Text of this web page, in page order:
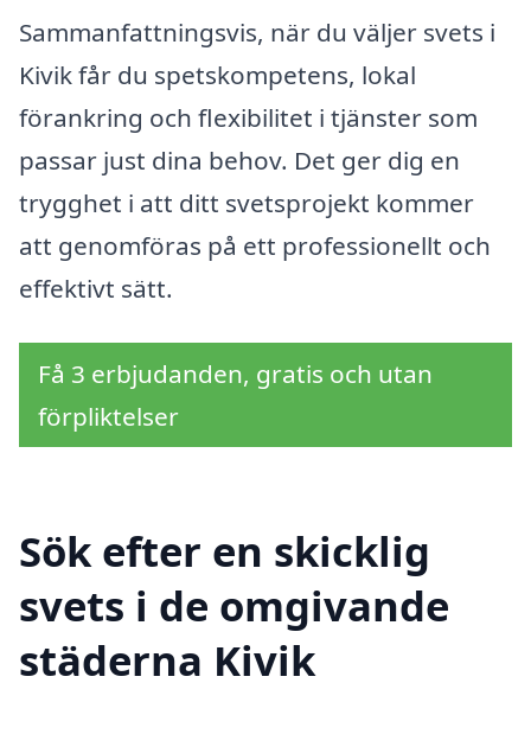
Sammanfattningsvis, när du väljer svets i
Kivik får du spetskompetens, lokal
förankring och flexibilitet i tjänster som
passar just dina behov. Det ger dig en
trygghet i att ditt svetsprojekt kommer
att genomföras på ett professionellt och
effektivt sätt.
Få 3 erbjudanden, gratis och utan
förpliktelser
Sök efter en skicklig
svets i de omgivande
städerna Kivik